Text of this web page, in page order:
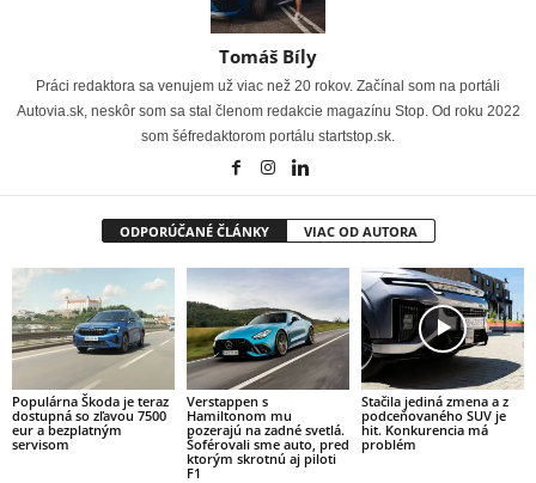
Tomáš Bíly
Práci redaktora sa venujem už viac než 20 rokov. Začínal som na portáli
Autovia.sk, neskôr som sa stal členom redakcie magazínu Stop. Od roku 2022
som šéfredaktorom portálu startstop.sk.
ODPORÚČANÉ ČLÁNKY VIAC OD AUTORA
Populárna Škoda je teraz
dostupná so zľavou 7500
eur a bezplatným
servisom
Verstappen s
Hamiltonom mu
pozerajú na zadné svetlá.
Šoférovali sme auto, pred
ktorým skrotnú aj piloti
F1
Stačila jediná zmena a z
podceňovaného SUV je
hit. Konkurencia má
problém